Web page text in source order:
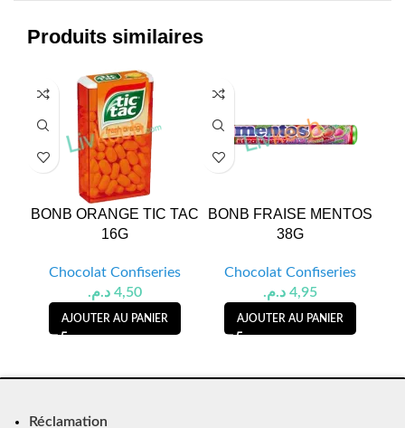
Produits similaires
BONB ORANGE TIC TAC
16G
Chocolat Confiseries
4,50 د.م.
AJOUTER AU PANIER
BONB FRAISE MENTOS
38G
Chocolat Confiseries
4,95 د.م.
AJOUTER AU PANIER
Réclamation